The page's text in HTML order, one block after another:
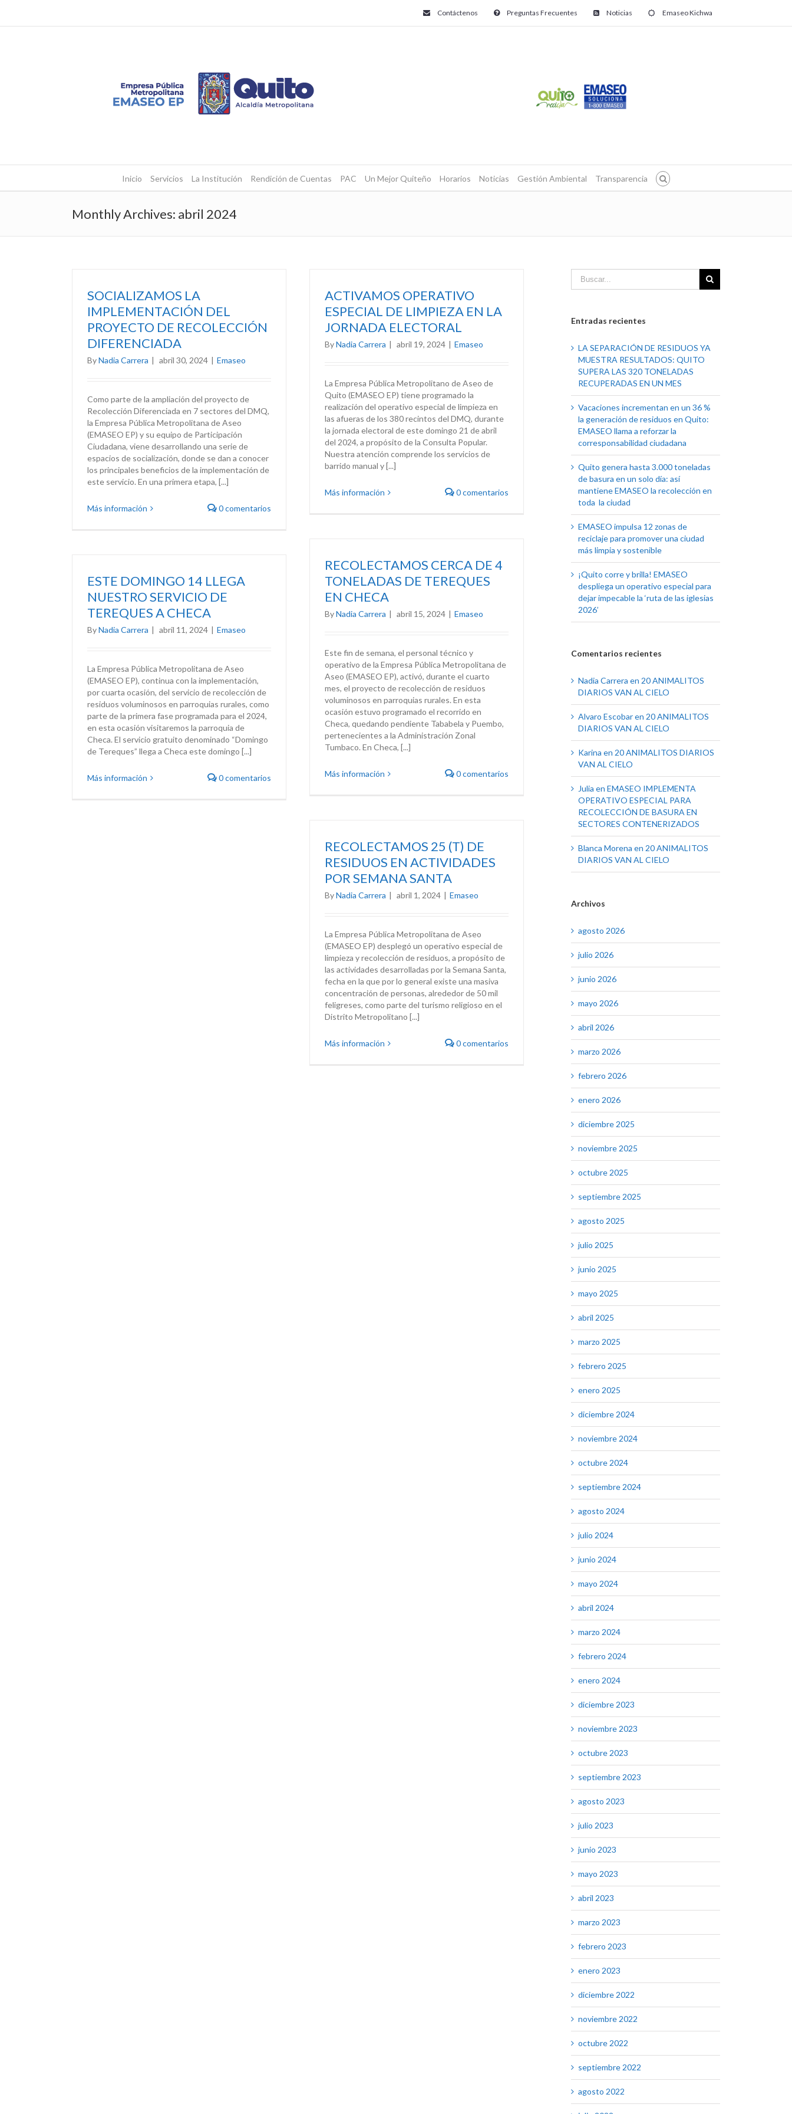
Contáctenos Preguntas Frecuentes Noticias Emaseo Kichwa
Inicio Servicios La Institución Rendición de Cuentas PAC Un Mejor Quiteño Horarios Noticias Gestión Ambiental Transparencia
Monthly Archives: abril 2024
SOCIALIZAMOS LA
IMPLEMENTACIÓN DEL
PROYECTO DE RECOLECCIÓN
DIFERENCIADA
ByNadia Carrera | abril 30, 2024 | Emaseo
Como parte de la ampliación del proyecto de
Recolección Diferenciada en 7 sectores del DMQ,
la Empresa Pública Metropolitana de Aseo
(EMASEO EP) y su equipo de Participación
Ciudadana, viene desarrollando una serie de
espacios de socialización, donde se dan a conocer
los principales beneficios de la implementación de
este servicio. En una primera etapa, [...]
Más información 0 comentarios
ACTIVAMOS OPERATIVO
ESPECIAL DE LIMPIEZA EN LA
JORNADA ELECTORAL
ByNadia Carrera | abril 19, 2024 | Emaseo
La Empresa Pública Metropolitano de Aseo de
Quito (EMASEO EP) tiene programado la
realización del operativo especial de limpieza en
las afueras de los 380 recintos del DMQ, durante
la jornada electoral de este domingo 21 de abril
del 2024, a propósito de la Consulta Popular.
Nuestra atención comprende los servicios de
barrido manual y [...]
Más información 0 comentarios
RECOLECTAMOS CERCA DE 4
TONELADAS DE TEREQUES
EN CHECA
ByNadia Carrera | abril 15, 2024 | Emaseo
Este fin de semana, el personal técnico y
operativo de la Empresa Pública Metropolitana de
Aseo (EMASEO EP), activó, durante el cuarto
mes, el proyecto de recolección de residuos
voluminosos en parroquias rurales. En esta
ocasión estuvo programado el recorrido en
Checa, quedando pendiente Tababela y Puembo,
pertenecientes a la Administración Zonal
Tumbaco. En Checa, [...]
Más información 0 comentarios
ESTE DOMINGO 14 LLEGA
NUESTRO SERVICIO DE
TEREQUES A CHECA
ByNadia Carrera | abril 11, 2024 | Emaseo
La Empresa Pública Metropolitana de Aseo
(EMASEO EP), continua con la implementación,
por cuarta ocasión, del servicio de recolección de
residuos voluminosos en parroquias rurales, como
parte de la primera fase programada para el 2024,
en esta ocasión visitaremos la parroquia de
Checa. El servicio gratuito denominado “Domingo
de Tereques” llega a Checa este domingo [...]
Más información 0 comentarios
RECOLECTAMOS 25 (T) DE
RESIDUOS EN ACTIVIDADES
POR SEMANA SANTA
ByNadia Carrera | abril 1, 2024 | Emaseo
La Empresa Pública Metropolitana de Aseo
(EMASEO EP) desplegó un operativo especial de
limpieza y recolección de residuos, a propósito de
las actividades desarrolladas por la Semana Santa,
fecha en la que por lo general existe una masiva
concentración de personas, alrededor de 50 mil
feligreses, como parte del turismo religioso en el
Distrito Metropolitano [...]
Más información 0 comentarios
Entradas recientes
LA SEPARACIÓN DE RESIDUOS YA
MUESTRA RESULTADOS: QUITO
SUPERA LAS 320 TONELADAS
RECUPERADAS EN UN MES
Vacaciones incrementan en un 36 %
la generación de residuos en Quito:
EMASEO llama a reforzar la
corresponsabilidad ciudadana
Quito genera hasta 3.000 toneladas
de basura en un solo día: así
mantiene EMASEO la recolección en
toda la ciudad
EMASEO impulsa 12 zonas de
reciclaje para promover una ciudad
más limpia y sostenible
¡Quito corre y brilla! EMASEO
despliega un operativo especial para
dejar impecable la ‘ruta de las iglesias
2026’
Comentarios recientes
Nadia Carrera en 20 ANIMALITOS
DIARIOS VAN AL CIELO
Alvaro Escobaren 20 ANIMALITOS
DIARIOS VAN AL CIELO
Karina en 20 ANIMALITOS DIARIOS
VAN AL CIELO
Julia en EMASEO IMPLEMENTA
OPERATIVO ESPECIAL PARA
RECOLECCIÓN DE BASURA EN
SECTORES CONTENERIZADOS
Blanca Morena en 20 ANIMALITOS
DIARIOS VAN AL CIELO
Archivos
agosto 2026
julio 2026
junio 2026
mayo 2026
abril 2026
marzo 2026
febrero 2026
enero 2026
diciembre 2025
noviembre 2025
octubre 2025
septiembre 2025
agosto 2025
julio 2025
junio 2025
mayo 2025
abril 2025
marzo 2025
febrero 2025
enero 2025
diciembre 2024
noviembre 2024
octubre 2024
septiembre 2024
agosto 2024
julio 2024
junio 2024
mayo 2024
abril 2024
marzo 2024
febrero 2024
enero 2024
diciembre 2023
noviembre 2023
octubre 2023
septiembre 2023
agosto 2023
julio 2023
junio 2023
mayo 2023
abril 2023
marzo 2023
febrero 2023
enero 2023
diciembre 2022
noviembre 2022
octubre 2022
septiembre 2022
agosto 2022